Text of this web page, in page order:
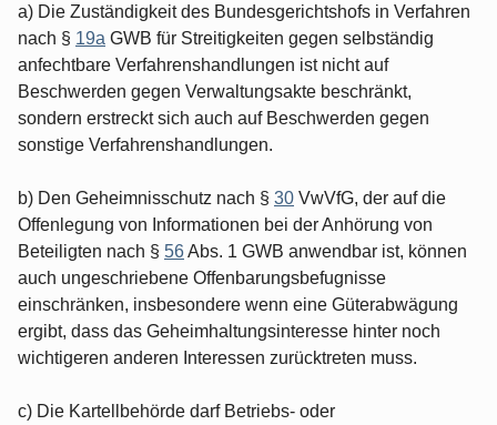
a) Die Zuständigkeit des Bundesgerichtshofs in Verfahren
nach § 19a GWB für Streitigkeiten gegen selbständig
anfechtbare Verfahrenshandlungen ist nicht auf
Beschwerden gegen Verwaltungsakte beschränkt,
sondern erstreckt sich auch auf Beschwerden gegen
sonstige Verfahrenshandlungen.
b) Den Geheimnisschutz nach § 30 VwVfG, der auf die
Offenlegung von Informationen bei der Anhörung von
Beteiligten nach § 56Abs. 1 GWB anwendbar ist, können
auch ungeschriebene Offenbarungsbefugnisse
einschränken, insbesondere wenn eine Güterabwägung
ergibt, dass das Geheimhaltungsinteresse hinter noch
wichtigeren anderen Interessen zurücktreten muss.
c) Die Kartellbehörde darf Betriebs- oder